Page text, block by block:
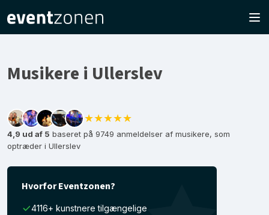
Musikere i Ullerslev
★★★★★
4,9 ud af 5 baseret på 9749 anmeldelser af musikere, som
optræder i Ullerslev
Hvorfor Eventzonen?
4116+ kunstnere tilgængelige